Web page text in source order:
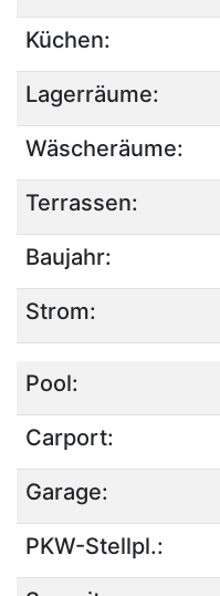
Küchen:
Lagerräume:
Wäscheräume:
Terrassen:
Baujahr:
Strom:
Pool:
Carport:
Garage:
PKW-Stellpl.: